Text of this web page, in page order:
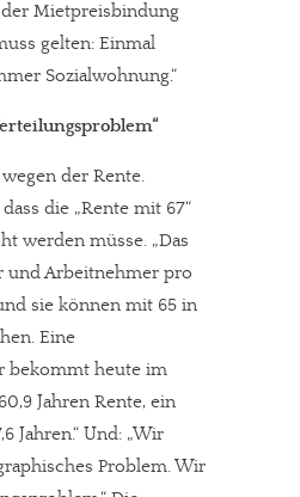
Mietpreisbindung
gelten: Einmal
Sozialwohnung.“
der Rente.
die „Rente mit 67“
werden müsse. „Das
und Arbeitnehmer pro
sie können mit 65 in
Eine
bekommt heute im
Jahren Rente, ein
Jahren.“ Und: „Wir
Problem. Wir